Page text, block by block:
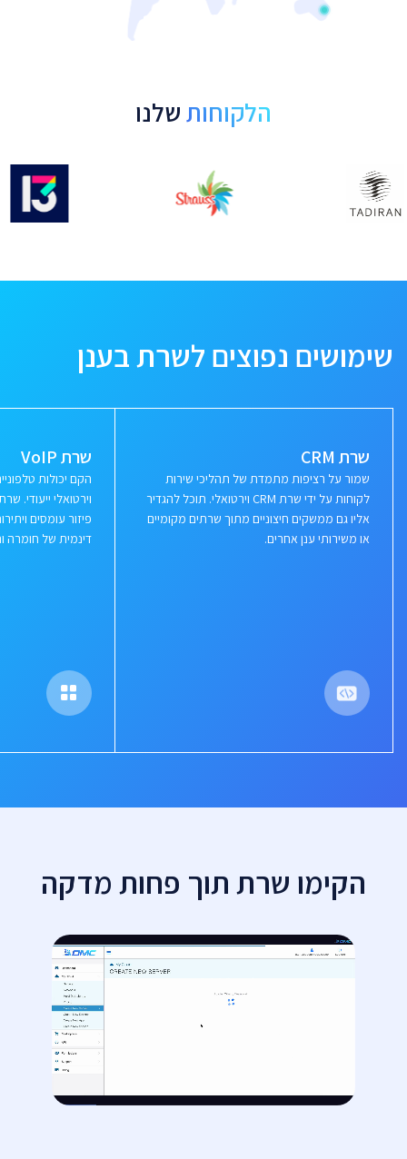
הלקוחותשלנו
שימושים נפוצים לשרת בענן
שרת CRM
שמור על רציפות מתמדת של תהליכי שירות
לקוחות על ידי שרת CRM וירטואלי. תוכל להגדיר
אליו גם ממשקים חיצוניים מתוך שרתים מקומיים
או משירותי ענן אחרים.
שרת VoIP
הקם יכולות
וירטואלי ייעודי.
פיזור עומסים
דינמית של חומרה
הקימו שרת תוך פחות מדקה